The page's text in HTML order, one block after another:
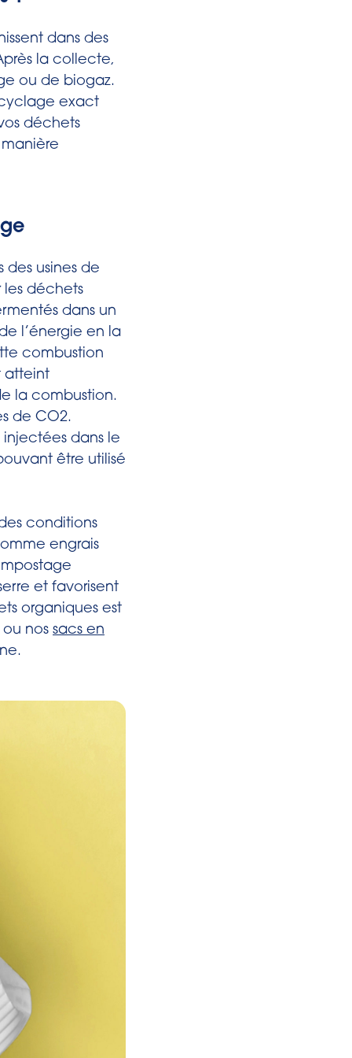
dans des
la collecte,
ou de biogaz.
exact
déchets
manière
usines de
les déchets
dans un
l’énergie en la
combustion
atteint
la combustion.
de CO2.
dans le
être utilisé
conditions
engrais
et favorisent
organiques est
nos sacs en